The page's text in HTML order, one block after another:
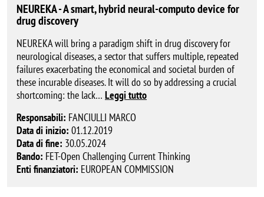
NEUREKA - A smart, hybrid neural-computo device for
drug discovery
NEUREKA will bring a paradigm shift in drug discovery for
neurological diseases, a sector that suffers multiple, repeated
failures exacerbating the economical and societal burden of
these incurable diseases. It will do so by addressing a crucial
shortcoming: the lack… Leggi tutto
Responsabili: FANCIULLI MARCO
Data di inizio: 01.12.2019
Data di fine: 30.05.2024
Bando: FET-Open Challenging Current Thinking
Enti finanziatori: EUROPEAN COMMISSION